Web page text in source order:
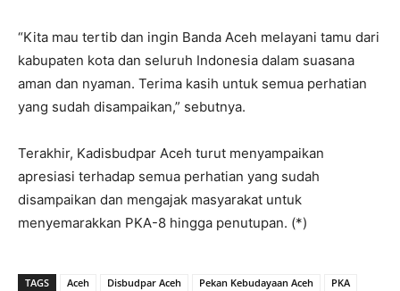
“Kita mau tertib dan ingin Banda Aceh melayani tamu dari
kabupaten kota dan seluruh Indonesia dalam suasana
aman dan nyaman. Terima kasih untuk semua perhatian
yang sudah disampaikan,” sebutnya.
Terakhir, Kadisbudpar Aceh turut menyampaikan
apresiasi terhadap semua perhatian yang sudah
disampaikan dan mengajak masyarakat untuk
menyemarakkan PKA-8 hingga penutupan. (*)
TAGS Aceh Disbudpar Aceh Pekan Kebudayaan Aceh PKA